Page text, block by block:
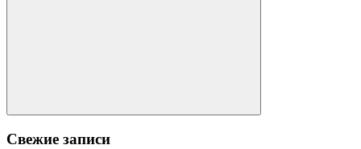
Поиск
Свежие записи